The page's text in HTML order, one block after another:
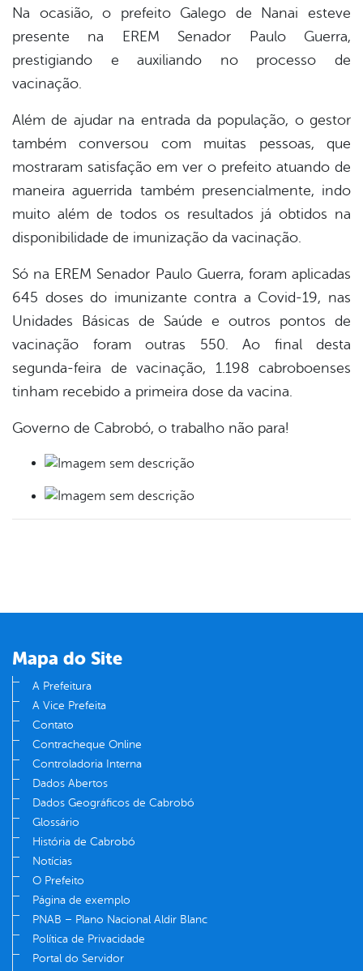
Na ocasião, o prefeito Galego de Nanai esteve
presente na EREM Senador Paulo Guerra,
prestigiando e auxiliando no processo de
vacinação.
Além de ajudar na entrada da população, o gestor
também conversou com muitas pessoas, que
mostraram satisfação em ver o prefeito atuando de
maneira aguerrida também presencialmente, indo
muito além de todos os resultados já obtidos na
disponibilidade de imunização da vacinação.
Só na EREM Senador Paulo Guerra, foram aplicadas
645 doses do imunizante contra a Covid-19, nas
Unidades Básicas de Saúde e outros pontos de
vacinação foram outras 550. Ao final desta
segunda-feira de vacinação, 1.198 cabroboenses
tinham recebido a primeira dose da vacina.
Governo de Cabrobó, o trabalho não para!
Mapa do Site
A Prefeitura
A Vice Prefeita
Contato
Contracheque Online
Controladoria Interna
Dados Abertos
Dados Geográficos de Cabrobó
Glossário
História de Cabrobó
Notícias
O Prefeito
Página de exemplo
PNAB – Plano Nacional Aldir Blanc
Política de Privacidade
Portal do Servidor